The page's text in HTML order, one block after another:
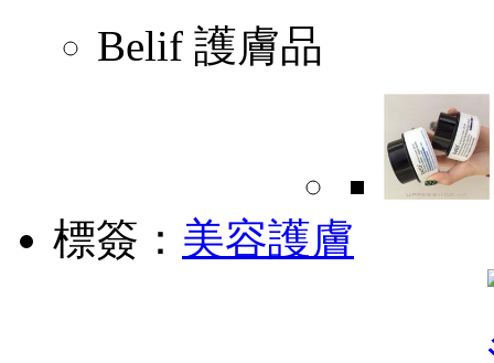
Belif 護膚品
標簽： 美容護膚